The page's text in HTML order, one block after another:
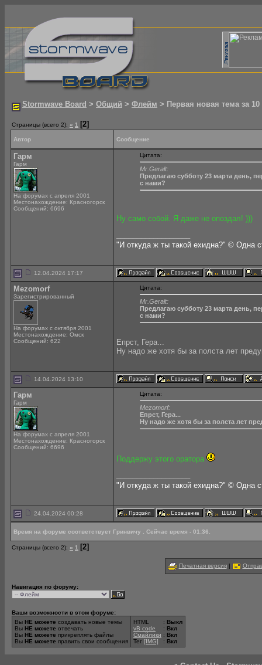
Stormwave Board > Общий > Флейм > Первая новая тема за 10
Страницы (всего 2): « 1 [2]
Автор Сообщение
Гарм
Гарм
На форумах с апреля 2001
Местонахождение: Красногорск
Сообщений: 6696
Цитата:
Mr.Geralt:
Предлагаю субботу 23 марта день,
с нами?
Ну само собой. Я даже не опоздал! )))
"И откуда ж ты такой ехидна?" © Одна
12.04.2024 17:17
Mezomorf
Зарегистрированный
На форумах с октября 2001
Местонахождение: Омск
Сообщений: 622
Цитата:
Mr.Geralt:
Предлагаю субботу 23 марта день,
с нами?
Епрст, Гера...
Ну надо же хотя бы за полста лет
14.04.2024 13:10
Гарм
Гарм
На форумах с апреля 2001
Местонахождение: Красногорск
Сообщений: 6696
Цитата:
Mezomorf:
Епрст, Гера...
Ну надо же хотя бы за полста лет
Поддержу этого оратора
"И откуда ж ты такой ехидна?" © Одна
24.04.2024 00:28
Время на форуме соответствует Гринвичу . Сейчас время - 01:36.
Страницы (всего 2): « 1 [2]
Печатная версия|
Навигация по форуму:
Ваши возможности в этом форуме:
Вы НЕ можете создавать новые темы
Вы НЕ можете отвечать
Вы НЕ можете прикреплять файлы
Вы НЕ можете править свои сообщения
HTML
vB code
Смайлики
Тег [IMG]
: Выкл
: Вкл
: Вкл
: Вкл